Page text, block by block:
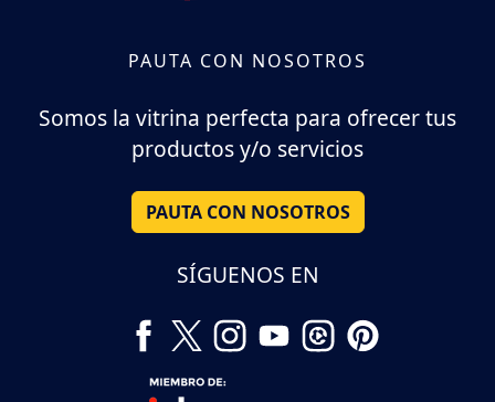
PAUTA CON NOSOTROS
Somos la vitrina perfecta para ofrecer tus
productos y/o servicios
PAUTA CON NOSOTROS
SÍGUENOS EN